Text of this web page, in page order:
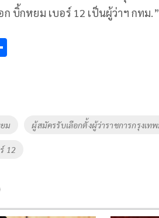
ก บิ้กหยม เบอร์ 12 เป็นผู้ว่าฯ กทม.”
ม ผู้สมัครรับเลือกตั้งผู้ว่าราชการกรุงเท
12